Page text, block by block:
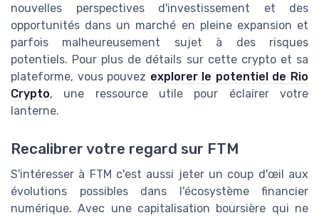
nouvelles perspectives d'investissement et des
opportunités dans un marché en pleine expansion et
parfois malheureusement sujet à des risques
potentiels. Pour plus de détails sur cette crypto et sa
plateforme, vous pouvez explorer le potentiel de Rio
Crypto, une ressource utile pour éclairer votre
lanterne.
Recalibrer votre regard sur FTM
S'intéresser à FTM c'est aussi jeter un coup d'œil aux
évolutions possibles dans l'écosystème financier
numérique. Avec une capitalisation boursière qui ne